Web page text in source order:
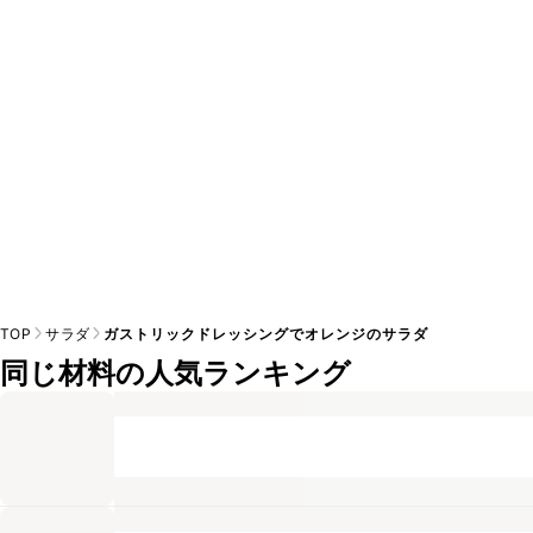
TOP サラダ ガストリックドレッシングでオレンジのサラダ
同じ材料の人気ランキング